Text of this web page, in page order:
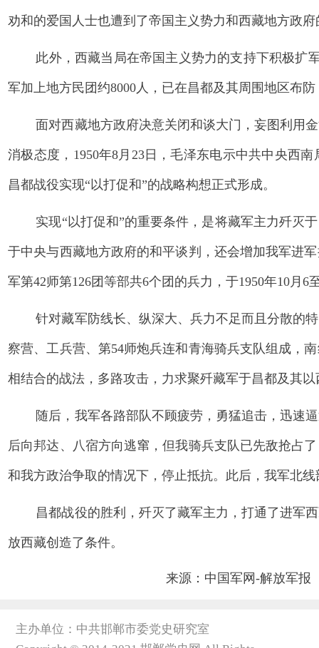
劝和的爱国人士也遭到了帝国主义势力和西藏地方政
此外，西藏当局在帝国主义势力的支持下积极扩
军加上地方民团约8000人，已在昌都及其周围地区布
面对西藏地方政府决意关闭和谈大门，妄图利用
消极态度，1950年8月23日，毛泽东电示中共中央西
昌都战役实现“以打促和”的战略构想正式形成。
实现“以打促和”的重要条件，是将藏军主力歼灭
于中央与西藏地方政府的和平谈判，还会增加我军进
军第42师第126团等部共6个团的兵力，于1950年10月6
针对藏军防线长、纵深大、兵力不足而且分散的
察营、工兵营、第54师炮兵连和青海骑兵支队组成，
相结合的战法，多路攻击，力求聚歼藏军于昌都及其
随后，我军各路部队不顾疲劳，勇猛追击，迅速
后向邦达、八宿方向逃窜，但我骑兵支队已先敌抢占
和我方政治争取的情况下，停止抵抗。此后，我军北
昌都战役的胜利，歼灭了藏军主力，打通了进军
放西藏创造了条件。
来源：中国军网-解放军报
主办单位：中共邯郸市委党史研究室